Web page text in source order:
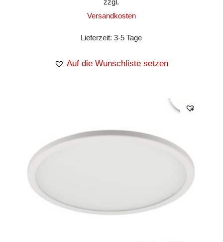
Versandkosten
Lieferzeit:3-5 Tage
Auf die Wunschliste setzen